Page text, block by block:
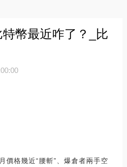
幣最近咋了？_比
格幾近“腰斬”、爆倉者兩手空